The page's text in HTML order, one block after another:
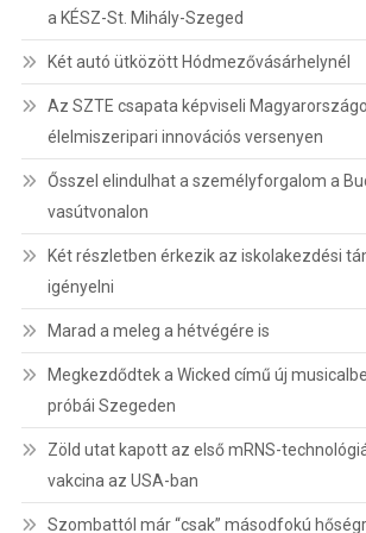
a KÉSZ-St. Mihály-Szeged
Két autó ütközött Hódmezővásárhelynél
Az SZTE csapata képviseli
élelmiszeripari innovációs versenyen
Ősszel elindulhat a személyforgalom a
vasútvonalon
Két részletben érkezik az iskolakezdési
igényelni
Marad a meleg a hétvégére is
Megkezdődtek a Wicked című új
próbái Szegeden
Zöld utat kapott az első mRNS-
vakcina az USA-ban
Szombattól már “csak” másodfokú